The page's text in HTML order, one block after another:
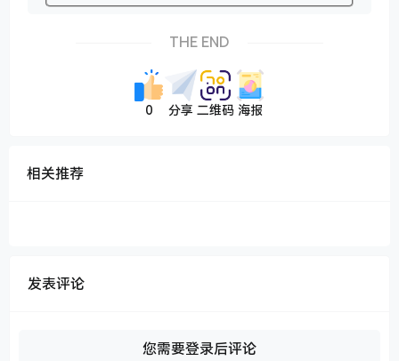
THE END
0 分享 二维码 海报
相关推荐
发表评论
您需要登录后评论